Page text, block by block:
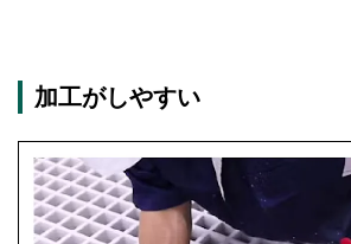
加工がしやすい